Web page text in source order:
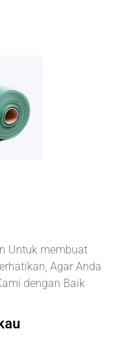
Untuk membuat
Agar Anda
dengan Baik